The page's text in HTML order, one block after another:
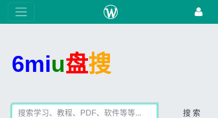
6miu盘搜
搜 索